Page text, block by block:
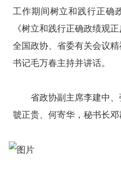
工作期间树立和践行正确
《树立和践行正确政绩观
全国政协、省委有关会议
书记毛万春主持并讲话。
省政协副主席李建中、
虢正贵、何寄华，秘书长邓